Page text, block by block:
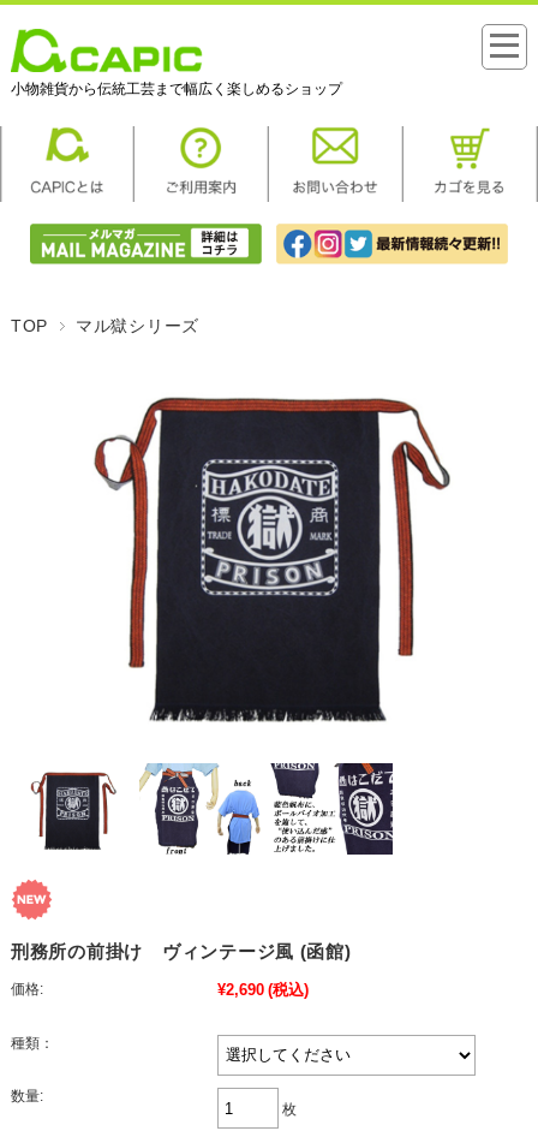
小物雑貨から伝統工芸まで幅広く楽しめるショップ
TOP マル獄シリーズ
刑務所の前掛け ヴィンテージ風 (函館)
価格: ¥2,690 (税込)
種類：
数量:
枚